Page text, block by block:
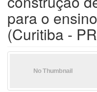
para o
(Curitiba -